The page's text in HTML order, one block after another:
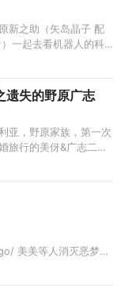
新之助（矢岛晶子 配
一起去看机器人的科
遗失的野原广志
亚，野原家族，第一次
旅行的美伢&广志二人
美美等人消灭恶梦军